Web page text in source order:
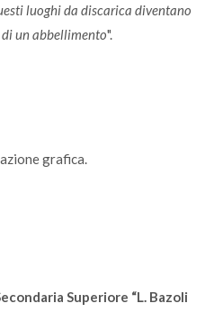
luoghi da discarica diventano
un abbellimento".
grafica.
Superiore “L. Bazoli